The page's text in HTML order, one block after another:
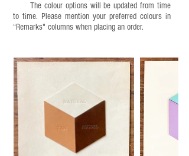
The colour options will be updated from time
to time. Please mention your preferred colours in
“Remarks" columns when placing an order.